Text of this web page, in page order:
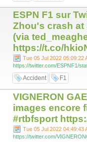
ESPN F1 sur
Zhou's crash at
(via
https://t.co/
Tue 05 Jul 2022 05:09:22
https://twitter.com/ESPNF1/
Accident F1
VIGNERON
images encore
#rtbfsport
Tue 05 Jul 2022 04:49:43
https://twitter.com/